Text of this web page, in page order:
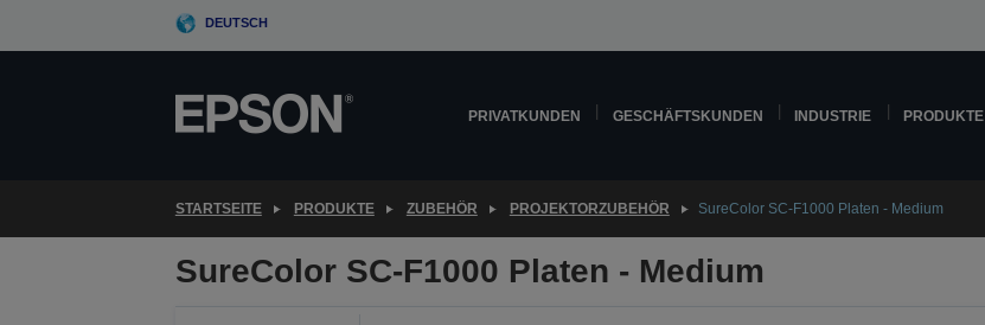
DEUTSCH
PRIVATKUNDEN GESCHÄFTSKUNDEN INDUSTRIE PRODUKTE
STARTSEITE PRODUKTE ZUBEHÖR PROJEKTORZUBEHÖR SureColor SC-F1000 Platen - Medium
SureColor SC-F1000 Platen - Medium